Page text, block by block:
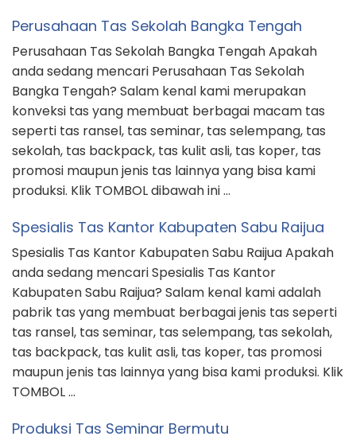
Perusahaan Tas Sekolah Bangka Tengah
Perusahaan Tas Sekolah Bangka Tengah Apakah
anda sedang mencari Perusahaan Tas Sekolah
Bangka Tengah? Salam kenal kami merupakan
konveksi tas yang membuat berbagai macam tas
seperti tas ransel, tas seminar, tas selempang, tas
sekolah, tas backpack, tas kulit asli, tas koper, tas
promosi maupun jenis tas lainnya yang bisa kami
produksi. Klik TOMBOL dibawah ini …
Spesialis Tas Kantor Kabupaten Sabu Raijua
Spesialis Tas Kantor Kabupaten Sabu Raijua Apakah
anda sedang mencari Spesialis Tas Kantor
Kabupaten Sabu Raijua? Salam kenal kami adalah
pabrik tas yang membuat berbagai jenis tas seperti
tas ransel, tas seminar, tas selempang, tas sekolah,
tas backpack, tas kulit asli, tas koper, tas promosi
maupun jenis tas lainnya yang bisa kami produksi. Klik
TOMBOL …
Produksi Tas Seminar Bermutu